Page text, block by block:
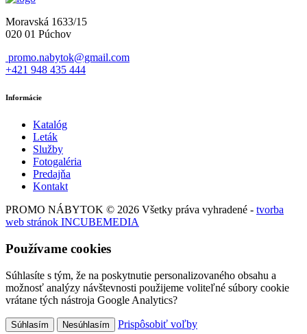
Moravská 1633/15
020 01 Púchov
promo.nabytok@gmail.com
+421 948 435 444
Informácie
Katalóg
Leták
Služby
Fotogaléria
Predajňa
Kontakt
PROMO NÁBYTOK © 2026 Všetky práva vyhradené - tvorba
web stránok INCUBEMEDIA
Používame cookies
Súhlasíte s tým, že na poskytnutie personalizovaného obsahu a
možnosť analýzy návštevnosti použijeme voliteľné súbory cookie
vrátane tých nástroja Google Analytics?
Súhlasím Nesúhlasím Prispôsobiť voľby